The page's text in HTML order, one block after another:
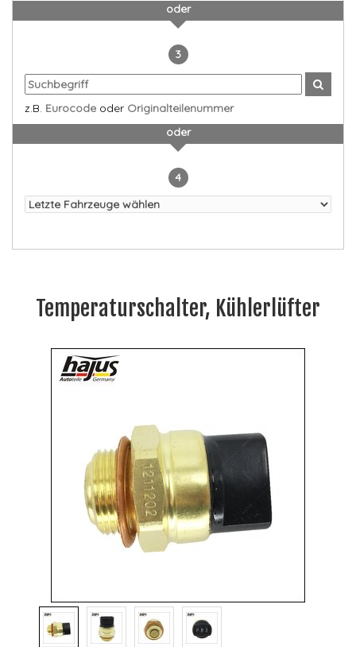
oder
3
z.B. Eurocode oder Originalteilenummer
oder
4
Temperaturschalter, Kühlerlüfter